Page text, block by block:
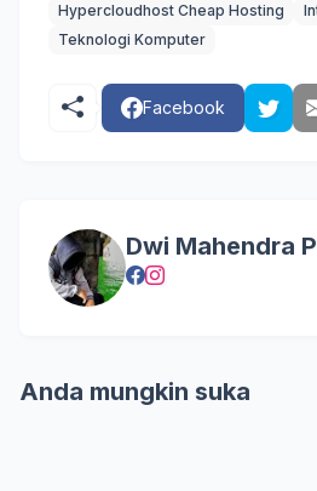
Hypercloudhost Cheap Hosting
Teknologi Komputer
Facebook
Dwi Mahendra
Anda mungkin suka